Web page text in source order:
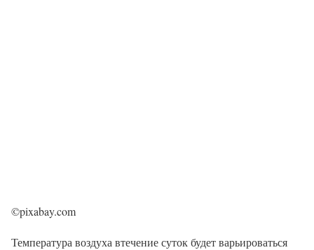
©pixabay.com
Температура воздуха втечение суток будет варьироваться